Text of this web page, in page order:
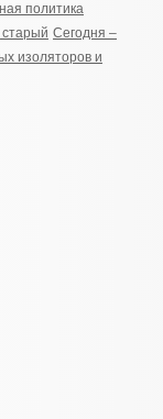
политика
старый Сегодня –
изоляторов и